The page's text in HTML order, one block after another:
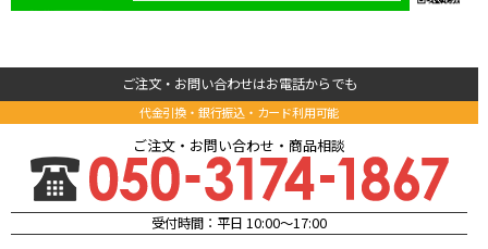
ご注文・お問い合わせはお電話からでも
代金引換・銀行振込・カード利用可能
ご注文・お問い合わせ・商品相談
受付時間：平日 10:00～17:00